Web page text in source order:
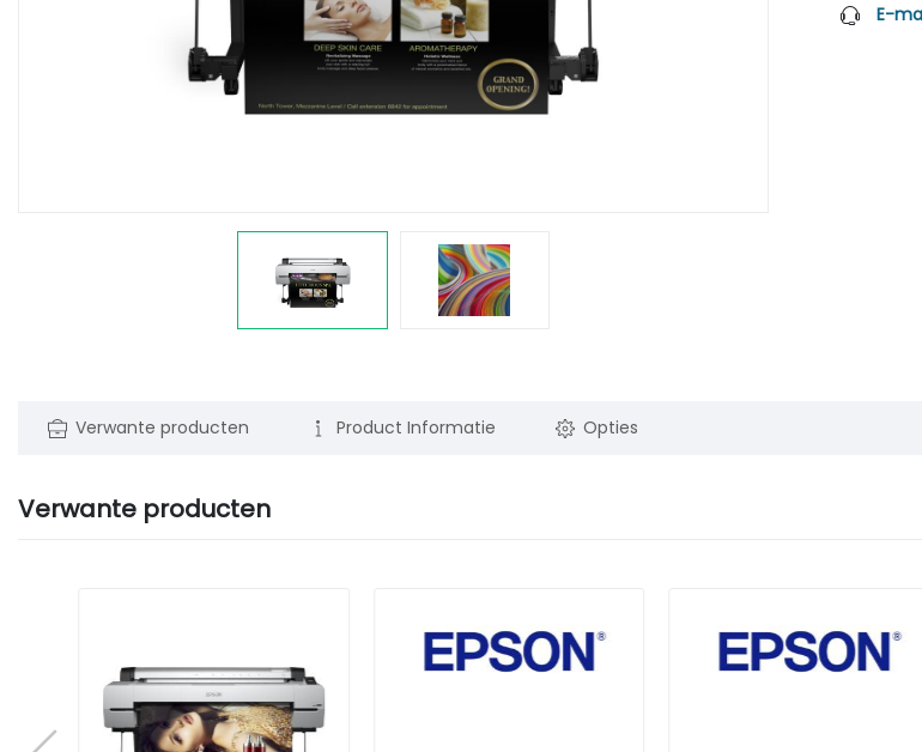
E-
Verwante producten Product Informatie Opties
Verwante producten